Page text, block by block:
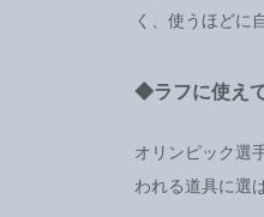
く、使うほどに
◆ラフに使え
オリンピック選
われる道具に選